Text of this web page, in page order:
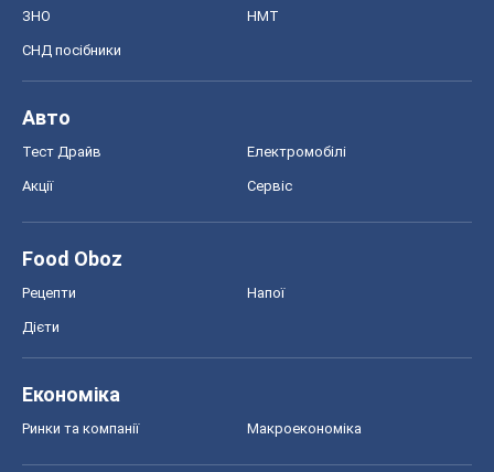
ЗНО НМТ
СНД посібники
Авто
Тест Драйв Електромобілі
Акції Сервіс
Food Oboz
Рецепти Напої
Дієти
Економіка
Ринки та компанії Макроекономіка